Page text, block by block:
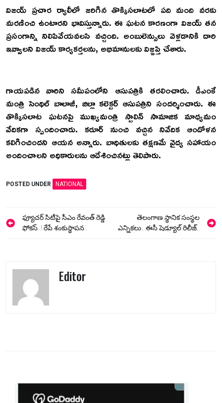
విజయ్ ప్రచార ర్యాలీలో జరిగిన తొక్కిసలాటలో పది మంది వరకు
మరణించి ఉంటారని భావిస్తున్నారు. ఈ ఘటన కారణంగా విజయ్ తన
ప్రసంగాన్ని నిలిపివేయవలసి వచ్చింది. అంబులెన్సులు వెళ్లడానికి దారి
ఇవ్వాలని విజయ్ కార్యకర్తలను, అభిమానులకు విజ్ఞప్తి చేశారు.
గాయపడిన వారిని సమీపంలోని ఆసుపత్రికి తరలించారు. డీఎంకే
మంత్రి సెంథిల్ బాలాజీ, జిల్లా కలెక్టర్ ఆసుపత్రిని సందర్శించారు. ఈ
తొక్కిసలాట ఘటనపై ముఖ్యమంత్రి స్టాలిన్ సామాజిక మాధ్యమం
వేదికగా స్పందించారు. కరూర్ నుంచి వచ్చిన నివేదిక ఆందోళన
కలిగించిందని ఆయన అన్నారు. బాధితులకు తక్షణమే వైద్య సహాయం
అందించాలని అధికారులను ఆదేశించినట్లు తెలిపారు.
POSTED UNDER NATIONAL
Post
navigation
ఫ్యూచర్ సిటీపై సీఎం రేవంత్ రెడ్డి
ఫోకస్..! రేపే శంకుస్థాపన..
తెలంగాణ స్థానిక సంస్థల
ఎన్నికలు.. ఈసీ షెడ్యూల్ రిలీజ్..
Editor